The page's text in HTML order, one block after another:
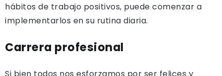
hábitos de trabajo positivos, puede comenzar a
implementarlos en su rutina diaria.
Carrera profesional
Si bien todos nos esforzamos por ser felices y